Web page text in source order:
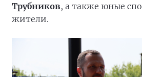
Трубников, а также юные
жители.